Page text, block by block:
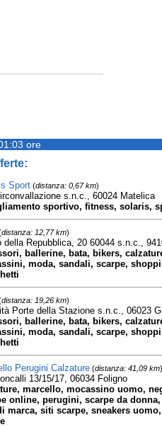
ore
Sport(distanza: 0,67 km)
s.n.c., 60024 Matelica
sportivo, fitness, solaris,
distanza: 12,77 km)
della Repubblica, 20 60044 s.n.c.,
ballerine, bata, bikers,
moda, sandali, scarpe,
distanza: 19,26 km)
Porte della Stazione s.n.c., 06023
ballerine, bata, bikers,
moda, sandali, scarpe,
Perugini Calzature(distanza: 41,09 km)
13/15/17, 06034 Foligno
marcello, mocassino uomo,
online, perugini, scarpe da
marca, siti scarpe, sneakers